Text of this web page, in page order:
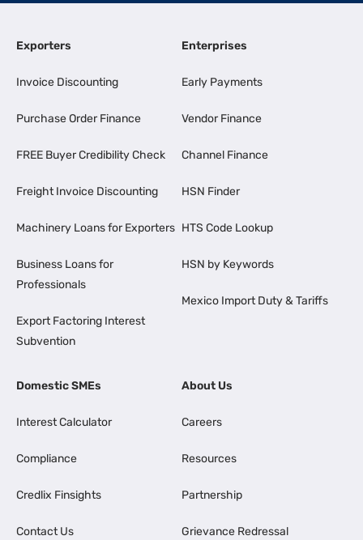
Exporters
Invoice Discounting
Purchase Order Finance
FREE Buyer Credibility Check
Freight Invoice Discounting
Machinery Loans for Exporters
Business Loans for
Professionals
Export Factoring Interest
Subvention
Enterprises
Early Payments
Vendor Finance
Channel Finance
HSN Finder
HTS Code Lookup
HSN by Keywords
Mexico Import Duty & Tariffs
Domestic SMEs
Interest Calculator
Compliance
Credlix Finsights
Contact Us
About Us
Careers
Resources
Partnership
Grievance Redressal